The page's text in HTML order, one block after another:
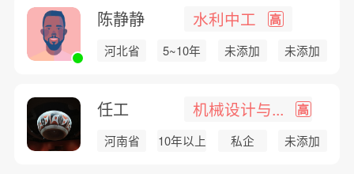
陈静静 水利中工 高
河北省 5~10年 未添加 未添加
任工 机械设计与... 高
河南省 10年以上 私企 未添加